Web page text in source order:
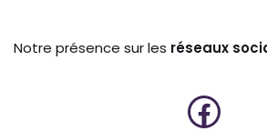
Notre présence sur les réseaux